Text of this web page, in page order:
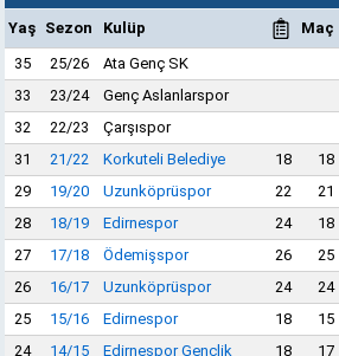
Yaş Sezon Kulüp Maç
35
25/26
Ata Genç SK
33
23/24
Genç Aslanlarspor
32
22/23
Çarşıspor
31
21/22 Korkuteli Belediye 18 18
29
19/20 Uzunköprüspor 22 21
28
18/19 Edirnespor 24 18
27
17/18 Ödemişspor 26 25
26
16/17 Uzunköprüspor 24 24
25
15/16 Edirnespor 18 15
24
14/15 Edirnespor Gençlik 18 17